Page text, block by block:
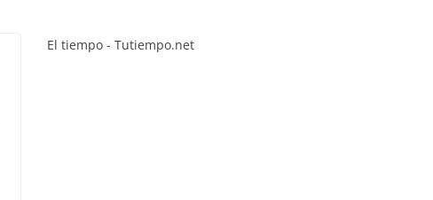
El tiempo - Tutiempo.net